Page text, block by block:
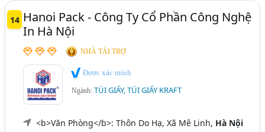
14 Hanoi Pack - Công Ty Cổ Phần Công Nghệ
In Hà Nội
NHÀ TÀI TRỢ
Được xác minh
Ngành:TÚI GIẤY, TÚI GIẤY KRAFT
<b>Văn Phòng</b>: Thôn Do Hạ, Xã Mê Linh, Hà Nội